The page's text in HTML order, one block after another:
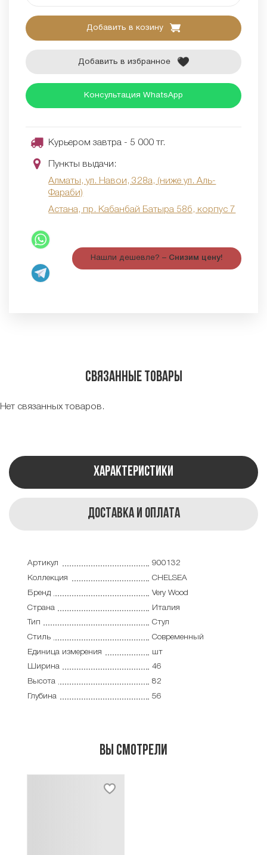
Добавить в козину
Добавить в избранное
Консультация WhatsApp
Курьером завтра - 5 000 тг.
Пункты выдачи:
Алматы, ул. Навои, 328а, (ниже ул. Аль-
Фараби)
Астана, пр. Кабанбай Батыра 58б, корпус 7
Нашли дешевле? – Снизим цену!
Связанные товары
Нет связанных товаров.
Характеристики
Доставка и оплата
Артикул
900132
Коллекция
CHELSEA
Бренд
Very Wood
Страна
Италия
Тип
Стул
Стиль
Современный
Единица измерения
шт
Ширина
46
Высота
82
Глубина
56
Вы смотрели